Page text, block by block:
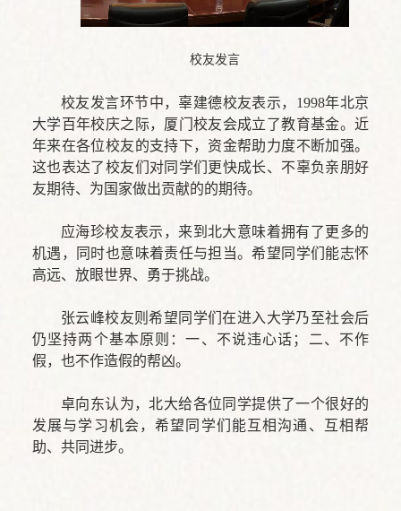
校友发言
校友发言环节中，辜建德校友表示，1998年北京
大学百年校庆之际，厦门校友会成立了教育基金。近
年来在各位校友的支持下，资金帮助力度不断加强。
这也表达了校友们对同学们更快成长、不辜负亲朋好
友期待、为国家做出贡献的的期待。
应海珍校友表示，来到北大意味着拥有了更多的
机遇，同时也意味着责任与担当。希望同学们能志怀
高远、放眼世界、勇于挑战。
张云峰校友则希望同学们在进入大学乃至社会后
仍坚持两个基本原则：一、不说违心话；二、不作
假，也不作造假的帮凶。
卓向东认为，北大给各位同学提供了一个很好的
发展与学习机会，希望同学们能互相沟通、互相帮
助、共同进步。